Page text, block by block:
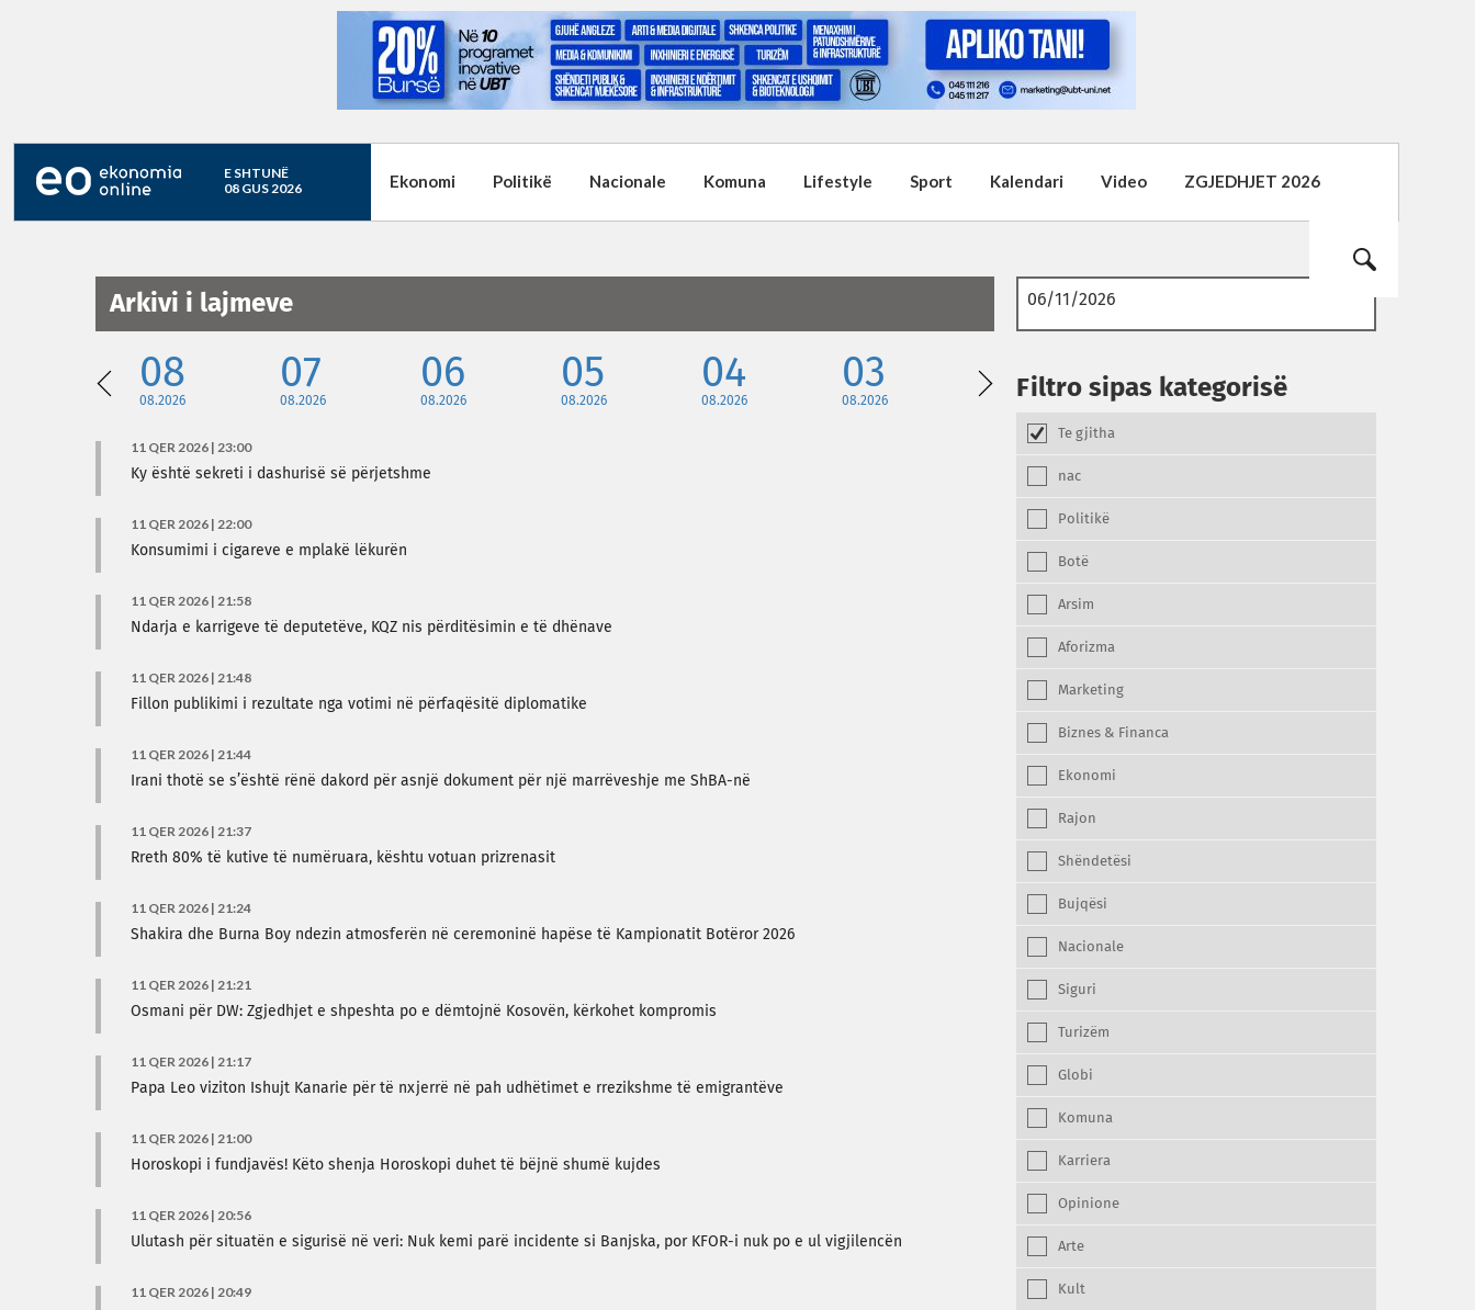
E SHTUNË
08 GUS 2026
Ekonomi Politikë Nacionale Komuna Lifestyle Sport Kalendari Video ZGJEDHJET 2026
Arkivi i lajmeve
08
08.2026
07
08.2026
06
08.2026
05
08.2026
04
08.2026
03
08.2026
02 01
11 QER 2026 | 23:00
Ky është sekreti i dashurisë së përjetshme
11 QER 2026 | 22:00
Konsumimi i cigareve e mplakë lëkurën
11 QER 2026 | 21:58
Ndarja e karrigeve të deputetëve, KQZ nis përditësimin e të dhënave
11 QER 2026 | 21:48
Fillon publikimi i rezultate nga votimi në përfaqësitë diplomatike
11 QER 2026 | 21:44
Irani thotë se s’është rënë dakord për asnjë dokument për një marrëveshje me ShBA-në
11 QER 2026 | 21:37
Rreth 80% të kutive të numëruara, kështu votuan prizrenasit
11 QER 2026 | 21:24
Shakira dhe Burna Boy ndezin atmosferën në ceremoninë hapëse të Kampionatit Botëror 2026
11 QER 2026 | 21:21
Osmani për DW: Zgjedhjet e shpeshta po e dëmtojnë Kosovën, kërkohet kompromis
11 QER 2026 | 21:17
Papa Leo viziton Ishujt Kanarie për të nxjerrë në pah udhëtimet e rrezikshme të emigrantëve
11 QER 2026 | 21:00
Horoskopi i fundjavës! Këto shenja Horoskopi duhet të bëjnë shumë kujdes
11 QER 2026 | 20:56
Ulutash për situatën e sigurisë në veri: Nuk kemi parë incidente si Banjska, por KFOR-i nuk po e ul vigjilencën
11 QER 2026 | 20:49
Filtro sipas kategorisë
Te gjitha
nac
Politikë
Botë
Arsim
Aforizma
Marketing
Biznes & Financa
Ekonomi
Rajon
Shëndetësi
Bujqësi
Nacionale
Siguri
Turizëm
Globi
Komuna
Karriera
Opinione
Arte
Kult